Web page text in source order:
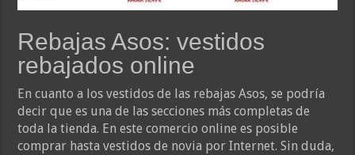
Rebajas Asos: vestidos
rebajados online
En cuanto a los vestidos de las rebajas Asos, se podría
decir que es una de las secciones más completas de
toda la tienda. En este comercio online es posible
comprar hasta vestidos de novia por Internet. Sin duda,